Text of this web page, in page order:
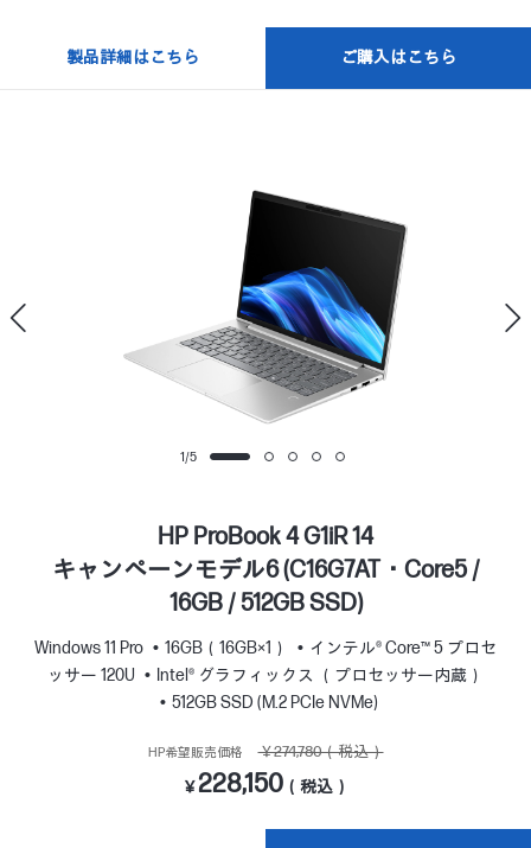
製品詳細はこちら ご購入はこちら
1/5
HP ProBook 4 G1iR 14
キャンペーンモデル6 (C16G7AT・Core5 /
16GB / 512GB SSD)
Windows 11 Pro 16GB（16GB×1）
インテル® Core™ 5 プロセ
ッサー 120U
Intel® グラフィックス （プロセッサー内蔵）
512GB SSD (M.2 PCIe NVMe)
HP希望販売価格 ￥274,780（税込）
￥228,150 （税込）